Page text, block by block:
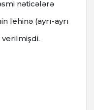
nəticələrə
lehinə (ayrı-ayrı